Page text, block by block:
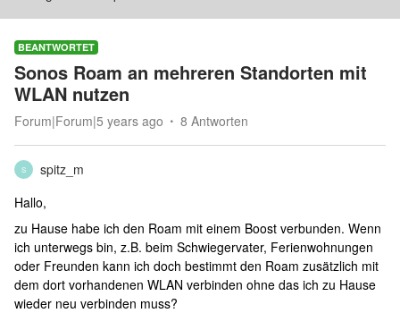
BEANTWORTET
Sonos Roam an mehreren Standorten mit
WLAN nutzen
Forum|Forum|5 years ago 8 Antworten
S
spitz_m
Hallo,
zu Hause habe ich den Roam mit einem Boost verbunden. Wenn
ich unterwegs bin, z.B. beim Schwiegervater, Ferienwohnungen
oder Freunden kann ich doch bestimmt den Roam zusätzlich mit
dem dort vorhandenen WLAN verbinden ohne das ich zu Hause
wieder neu verbinden muss?